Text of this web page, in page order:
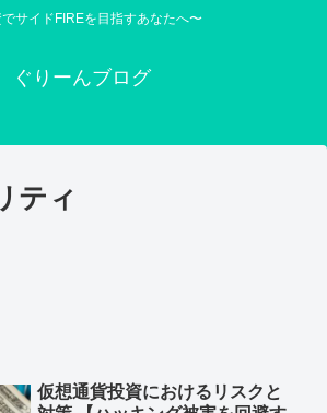
でサイドFIREを目指すあなたへ〜
ぐりーんブログ
ティ
仮想通貨投資におけるリスクと